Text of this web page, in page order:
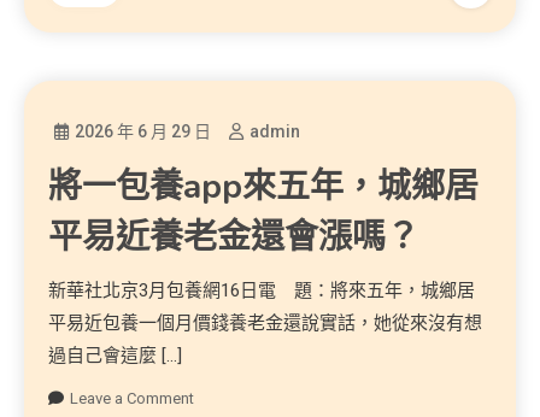
2026 年 6 月 29 日 admin
將一包養app來五年，城鄉居
平易近養老金還會漲嗎？
新華社北京3月包養網16日電 題：將來五年，城鄉居
平易近包養一個月價錢養老金還說實話，她從來沒有想
過自己會這麼 […]
Leave a Comment